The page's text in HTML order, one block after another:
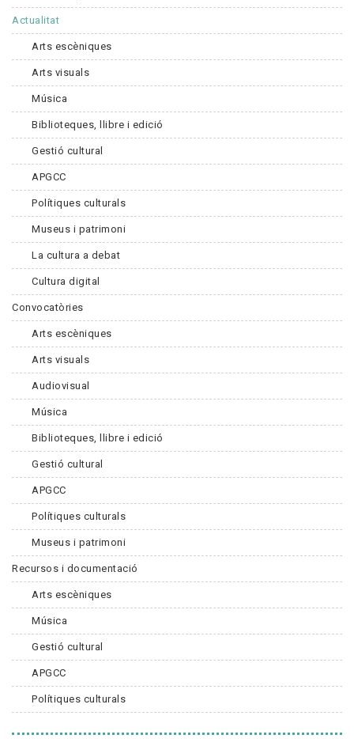
Actualitat
Arts escèniques
Arts visuals
Música
Biblioteques, llibre i edició
Gestió cultural
APGCC
Polítiques culturals
Museus i patrimoni
La cultura a debat
Cultura digital
Convocatòries
Arts escèniques
Arts visuals
Audiovisual
Música
Biblioteques, llibre i edició
Gestió cultural
APGCC
Polítiques culturals
Museus i patrimoni
Recursos i documentació
Arts escèniques
Música
Gestió cultural
APGCC
Polítiques culturals